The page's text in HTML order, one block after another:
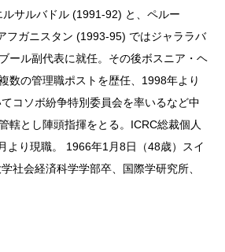
サルバドル (1991-92) と、ペルー
フガニスタン (1993-95) ではジャララバ
ール副代表に就任。その後ボスニア・ヘ
数の管理職ポストを歴任、1998年より
コソボ紛争特別委員会を率いるなど中
轄とし陣頭指揮をとる。ICRC総裁個人
より現職。
1966年1月8日（48歳）スイ
社会経済科学学部卒、国際学研究所、